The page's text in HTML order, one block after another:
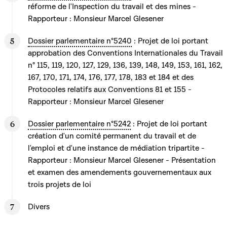
réforme de l'Inspection du travail et des mines -
Rapporteur : Monsieur Marcel Glesener
Dossier parlementaire n°5240 : Projet de loi portant
approbation des Conventions Internationales du Travail
n° 115, 119, 120, 127, 129, 136, 139, 148, 149, 153, 161, 162,
167, 170, 171, 174, 176, 177, 178, 183 et 184 et des
Protocoles relatifs aux Conventions 81 et 155 -
Rapporteur : Monsieur Marcel Glesener
Dossier parlementaire n°5242 : Projet de loi portant
création d'un comité permanent du travail et de
l'emploi et d'une instance de médiation tripartite -
Rapporteur : Monsieur Marcel Glesener - Présentation
et examen des amendements gouvernementaux aux
trois projets de loi
Divers